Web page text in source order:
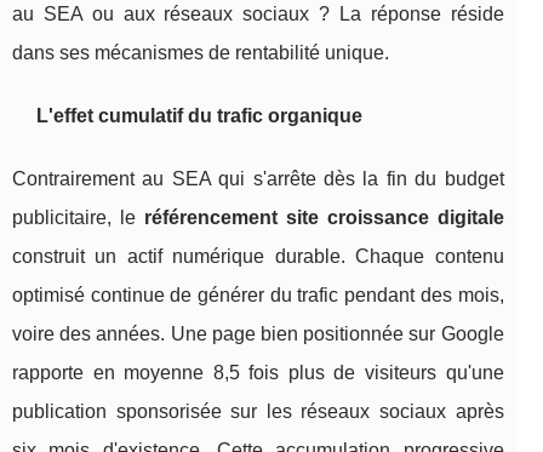
au SEA ou aux réseaux sociaux ? La réponse réside
dans ses mécanismes de rentabilité unique.
L'effet cumulatif du trafic organique
Contrairement au SEA qui s'arrête dès la fin du budget
publicitaire, le référencement site croissance digitale
construit un actif numérique durable. Chaque contenu
optimisé continue de générer du trafic pendant des mois,
voire des années. Une page bien positionnée sur Google
rapporte en moyenne 8,5 fois plus de visiteurs qu'une
publication sponsorisée sur les réseaux sociaux après